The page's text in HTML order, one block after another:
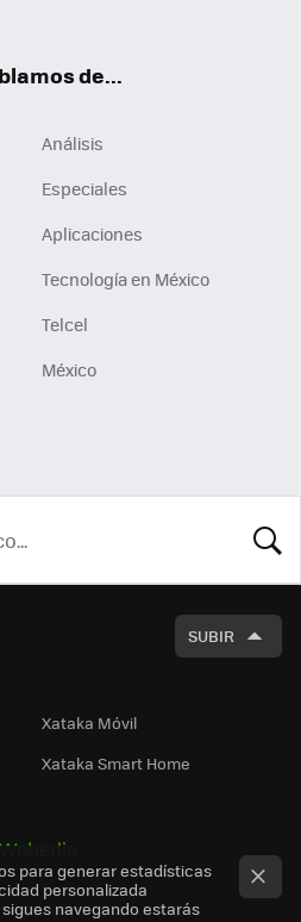
de...
Análisis
Especiales
Aplicaciones
Tecnología en México
Telcel
México
SUBIR
Xataka Móvil
Xataka Smart Home
para generar estadísticas
personalizada
navegando estarás